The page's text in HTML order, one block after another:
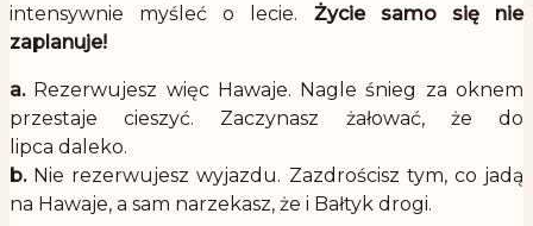
intensywnie myśleć o lecie. Życie samo się nie
zaplanuje!
a.Rezerwujesz więc Hawaje. Nagle śnieg za oknem
przestaje cieszyć. Zaczynasz żałować, że do
lipca daleko.
b.Nie rezerwujesz wyjazdu. Zazdrościsz tym, co jadą
na Hawaje, a sam narzekasz, że i Bałtyk drogi.